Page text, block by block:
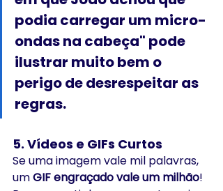
podia carregar um micro-
ondas na cabeça" pode
ilustrar muito bem o
perigo de desrespeitar as
regras.
5. Vídeos e GIFs Curtos
Se uma imagem vale mil palavras,
um GIF engraçado vale um milhão!